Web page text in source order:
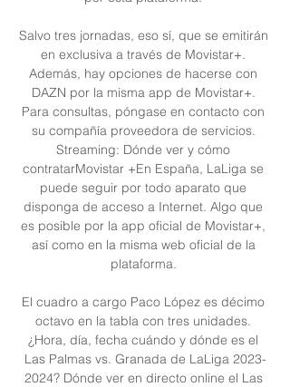
Salvo tres jornadas, eso sí, que se emitirán
en exclusiva a través de Movistar+.
Además, hay opciones de hacerse con
DAZN por la misma app de Movistar+.
Para consultas, póngase en contacto con
su compañía proveedora de servicios.
Streaming: Dónde ver y cómo
contratarMovistar +En España, LaLiga se
puede seguir por todo aparato que
disponga de acceso a Internet. Algo que
es posible por la app oficial de Movistar+,
así como en la misma web oficial de la
plataforma.
El cuadro a cargo Paco López es décimo
octavo en la tabla con tres unidades.
¿Hora, día, fecha cuándo y dónde es el
Las Palmas vs. Granada de LaLiga 2023-
2024? Dónde ver en directo online el Las